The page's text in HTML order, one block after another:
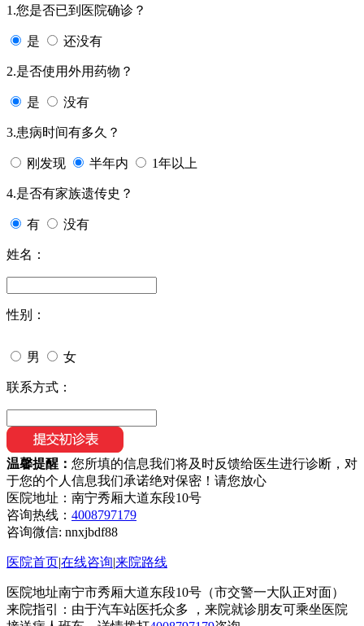
1.您是否已到医院确诊？
是 还没有
2.是否使用外用药物？
是 没有
3.患病时间有多久？
刚发现 半年内 1年以上
4.是否有家族遗传史？
有 没有
姓名：
性别：
男 女
联系方式：
温馨提醒： 您所填的信息我们将及时反馈给医生进行诊断，对
于您的个人信息我们承诺绝对保密！请您放心
医院地址：南宁秀厢大道东段10号
咨询热线： 4008797179
咨询微信: nnxjbdf88
医院首页|在线咨询|来院路线
医院地址南宁市秀厢大道东段10号（市交警一大队正对面）
来院指引：由于汽车站医托众多 ，来院就诊朋友可乘坐医院